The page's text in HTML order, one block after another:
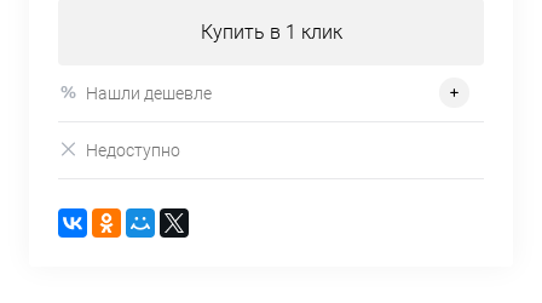
Купить в 1 клик
Нашли дешевле
Недоступно